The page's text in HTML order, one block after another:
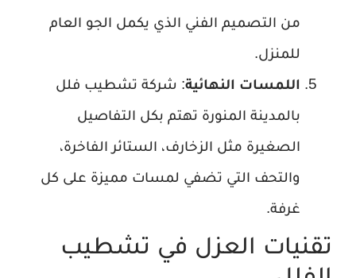
من التصميم الفني الذي يكمل الجو العام
للمنزل.
اللمسات النهائية: شركة تشطيب فلل
بالمدينة المنورة تهتم بكل التفاصيل
الصغيرة مثل الزخارف، الستائر الفاخرة،
والتحف التي تضفي لمسات مميزة على كل
غرفة.
تقنيات العزل في تشطيب